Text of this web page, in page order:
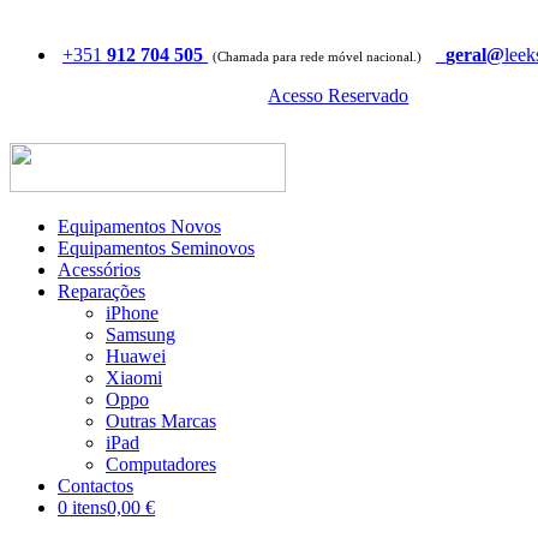
+351 912 704 505 (Chamada para rede móvel nacional.) geral@
Acesso Reservado
Equipamentos Novos
Equipamentos Seminovos
Acessórios
Reparações
iPhone
Samsung
Huawei
Xiaomi
Oppo
Outras Marcas
iPad
Computadores
Contactos
0 itens0,00 €